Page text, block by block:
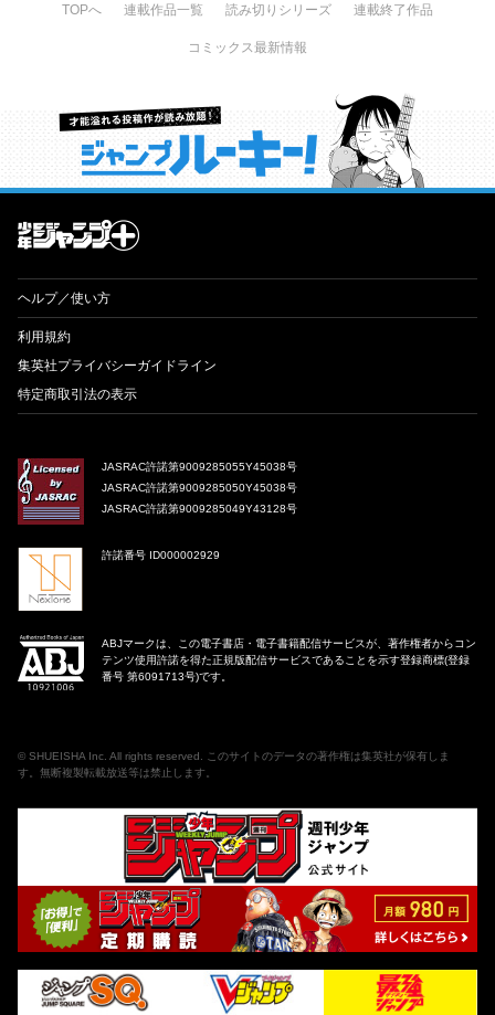
TOPへ 連載作品一覧 読み切りシリーズ 連載終了作品
コミックス最新情報
才能溢れる投稿作が読み放題！ ジャンプルーキー！
ヘルプ／使い方
利用規約
集英社プライバシーガイドライン
特定商取引法の表示
JASRAC許諾第9009285055Y45038号
JASRAC許諾第9009285050Y45038号
JASRAC許諾第9009285049Y43128号
許諾番号 ID000002929
ABJマークは、この電子書店・電子書籍配信サービスが、著作権者からコン
テンツ使用許諾を得た正規版配信サービスであることを示す登録商標(登録
番号 第6091713号)です。
© SHUEISHA Inc . All rights reserved. このサイトのデータの著作権は集英社が保有しま
す。無断複製転載放送等は禁止します。